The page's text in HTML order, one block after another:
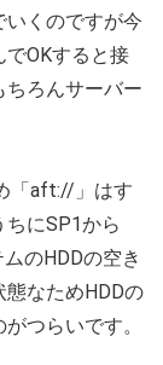
くのですが今
OKすると接
ろんサーバー
「aft://」はす
にSP1から
のHDDの空き
なためHDDの
つらいです。